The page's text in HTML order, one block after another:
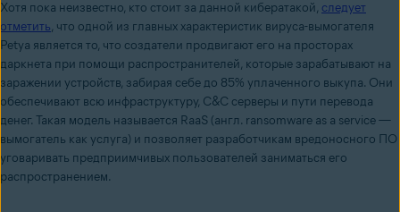
Хотя пока неизвестно, кто стоит за данной кибератакой, следует
отметить, что одной из главных характеристик вируса-вымогателя
Petya является то, что создатели продвигают его на просторах
даркнета при помощи распространителей, которые зарабатывают на
заражении устройств, забирая себе до 85% уплаченного выкупа. Они
обеспечивают всю инфраструктуру, C&C серверы и пути перевода
денег. Такая модель называется RaaS (англ. ransomware as a service —
вымогатель как услуга) и позволяет разработчикам вредоносного ПО
уговаривать предприимчивых пользователей заниматься его
распространением.